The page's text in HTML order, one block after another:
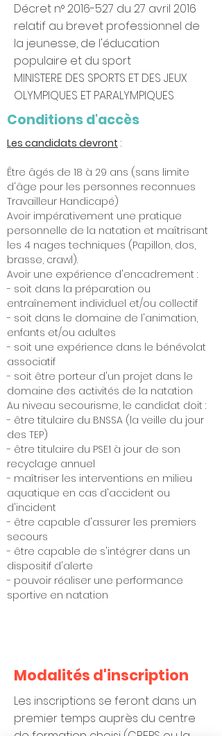
Décret n°2016-527 du 27 avril 2016
relatif au brevet professionnel de
la jeunesse, de l'éducation
populaire et du sport
MINISTERE DES SPORTS ET DES JEUX
OLYMPIQUES ET PARALYMPIQUES
Conditions d'accès
Les candidats devront :
Être âgés de 18 à 29 ans (sans limite
d'âge pour les personnes reconnues
Travailleur Handicapé)
Avoir impérativement une pratique
personnelle de la natation et maîtrisant
les 4 nages techniques (Papillon, dos,
brasse, crawl).
Avoir une expérience d'encadrement :
- soit dans la préparation ou
entraînement individuel et/ou collectif
- soit dans le domaine de l'animation,
enfants et/ou adultes
- soit une expérience dans le bénévolat
associatif
- soit être porteur d'un projet dans le
domaine des activités de la natation
Au niveau secourisme, le candidat doit :
- être titulaire du BNSSA (la veille du jour
des TEP)
- être titulaire du PSE1 à jour de son
recyclage annuel
- maîtriser les interventions en milieu
aquatique en cas d'accident ou
d'incident
- être capable d'assurer les premiers
secours
- être capable de s'intégrer dans un
dispositif d'alerte
- pouvoir réaliser une performance
sportive en natation
Modalités d'inscription
Les inscriptions se feront dans un
premier temps auprès du centre